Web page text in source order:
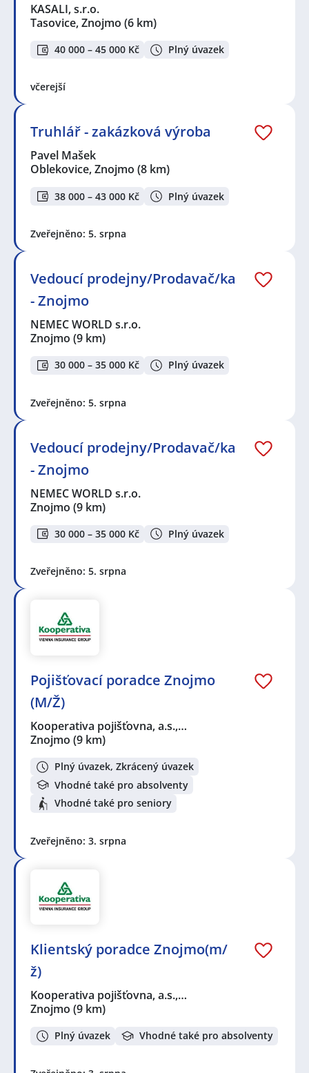
KASALI, s.r.o.
Tasovice, Znojmo (6 km)
40 000 – 45 000 Kč Plný úvazek
včerejší
Truhlář - zakázková výroba
Pavel Mašek
Oblekovice, Znojmo (8 km)
38 000 – 43 000 Kč Plný úvazek
Zveřejněno: 5. srpna
Vedoucí prodejny/Prodavač/ka
- Znojmo
NEMEC WORLD s.r.o.
Znojmo (9 km)
30 000 – 35 000 Kč Plný úvazek
Zveřejněno: 5. srpna
Vedoucí prodejny/Prodavač/ka
- Znojmo
NEMEC WORLD s.r.o.
Znojmo (9 km)
30 000 – 35 000 Kč Plný úvazek
Zveřejněno: 5. srpna
Pojišťovací poradce Znojmo
(M/Ž)
Kooperativa pojišťovna, a.s.,…
Znojmo (9 km)
Plný úvazek, Zkrácený úvazek
Vhodné také pro absolventy
Vhodné také pro seniory
Zveřejněno: 3. srpna
Klientský poradce Znojmo(m/
ž)
Kooperativa pojišťovna, a.s.,…
Znojmo (9 km)
Plný úvazek Vhodné také pro absolventy